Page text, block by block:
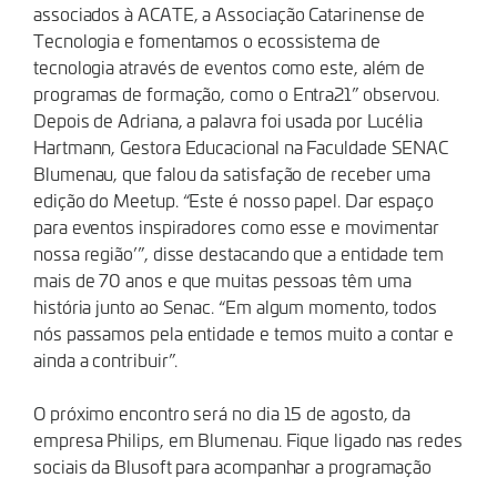
associados à ACATE, a Associação Catarinense de
Tecnologia e fomentamos o ecossistema de
tecnologia através de eventos como este, além de
programas de formação, como o Entra21” observou.
Depois de Adriana, a palavra foi usada por Lucélia
Hartmann, Gestora Educacional na Faculdade SENAC
Blumenau, que falou da satisfação de receber uma
edição do Meetup. “Este é nosso papel. Dar espaço
para eventos inspiradores como esse e movimentar
nossa região’”, disse destacando que a entidade tem
mais de 70 anos e que muitas pessoas têm uma
história junto ao Senac. “Em algum momento, todos
nós passamos pela entidade e temos muito a contar e
ainda a contribuir”.
O próximo encontro será no dia 15 de agosto, da
empresa Philips, em Blumenau. Fique ligado nas redes
sociais da Blusoft para acompanhar a programação